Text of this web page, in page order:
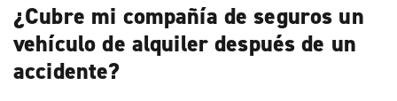
¿Cubre mi compañía de seguros un
vehículo de alquiler después de un
accidente?